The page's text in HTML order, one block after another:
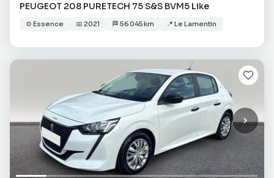
PEUGEOT 208 PURETECH 75 S&S BVM5 Like
⚙️ Essence 📅 2021 🏁 56 045 km 📍 Le Lamentin